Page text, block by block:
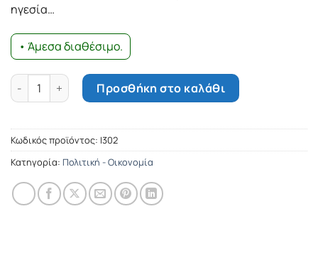
ηγεσία…
• Άμεσα διαθέσιμο.
Αιγαίο: H μακροχρόνια διαμάχη και ο ρόλος των Αμερικάνων
Προσθήκη στο καλάθι
Κωδικός προϊόντος: Ι302
Κατηγορία: Πολιτική - Οικονομία